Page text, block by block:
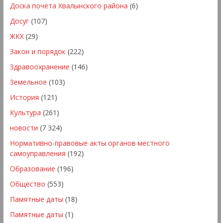
Доска почёта Хвалынского района (6)
Досуг(107)
ЖКХ(29)
Закон и порядок(222)
Здравоохранение (146)
Земельное (103)
История (121)
Культура (261)
новости (7 324)
Нормативно-правовые акты органов местного
самоуправления (192)
Образование (196)
Общество (553)
Памятные даты (18)
Памятные даты (1)